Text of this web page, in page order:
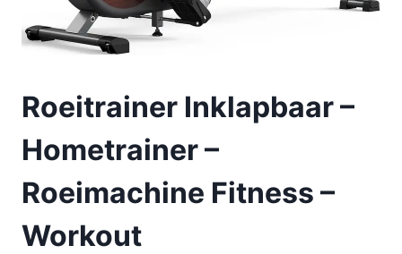
Roeitrainer Inklapbaar –
Hometrainer –
Roeimachine Fitness –
Workout